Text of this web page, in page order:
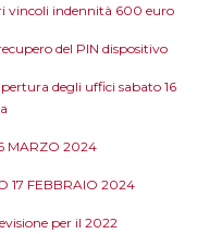
vincoli indennità 600 euro
del PIN dispositivo
degli uffici sabato 16
MARZO 2024
17 FEBBRAIO 2024
per il 2022